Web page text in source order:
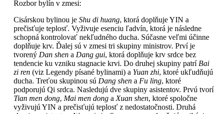
Rozbor bylín v zmesi:
Cisárskou bylinou je Shu di huang, ktorá doplňuje YIN a
prečisťuje teplosť. Vyživuje esenciu ľadvín, ktorá je následne
schopná kontrolovať nekľudného ducha. Súčasne veľmi účinne
doplňuje krv. Ďalej sú v zmesi tri skupiny ministrov. Prví je
tvorený Dan shen a Dang gui, ktorá doplňuje krv srdce bez
tendencie ku vzniku stagnacie krvi. Do druhej skupiny patrí Bai
zi ren (viz Legendy písané bylinami) a Yuan zhi, ktoré ukľudňujú
ducha. Treťou skupinou sú Dang shen a Fu ling, ktoré
podporujú Qi srdca. Nasledujú dve skupiny asistentov. Prvú tvorí
Tian men dong, Mai men dong a Xuan shen, ktoré spoločne
vyživujú YIN a prečisťujú teplosť z nedostatočnosti. Druhá